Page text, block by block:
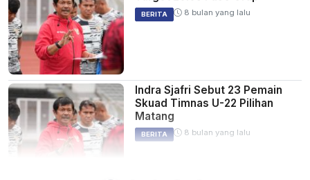
BERITA 8 bulan yang lalu
Indra Sjafri Sebut 23 Pemain
Skuad Timnas U-22 Pilihan
Matang
BERITA 8 bulan yang lalu